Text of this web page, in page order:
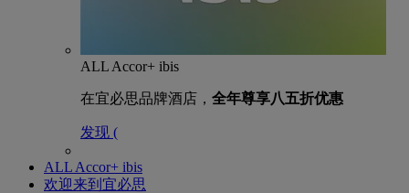
ALL Accor+ ibis
在宜必思品牌酒店， 全年尊享八五折优惠
发现 (
ALL Accor+ ibis
欢迎来到宜必思